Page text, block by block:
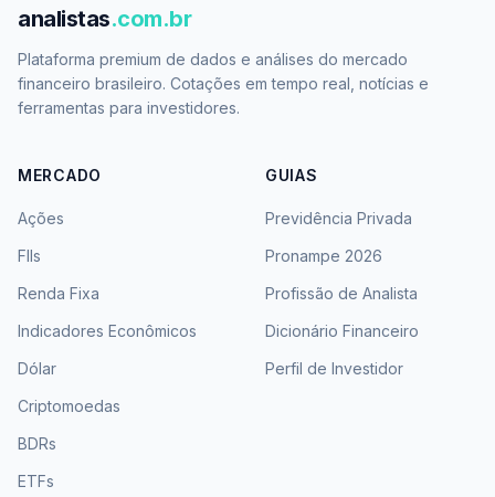
analistas.com.br
Plataforma premium de dados e análises do mercado
financeiro brasileiro. Cotações em tempo real, notícias e
ferramentas para investidores.
MERCADO
Ações
FIIs
Renda Fixa
Indicadores Econômicos
Dólar
Criptomoedas
BDRs
ETFs
GUIAS
Previdência Privada
Pronampe 2026
Profissão de Analista
Dicionário Financeiro
Perfil de Investidor